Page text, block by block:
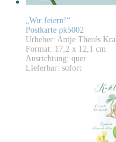
„Wir feiern!“
Postkarte pk5002
Urheber: Antje Therés Kral
Format: 17,2 x 12,1 cm
Ausrichtung: quer
Lieferbar: sofort